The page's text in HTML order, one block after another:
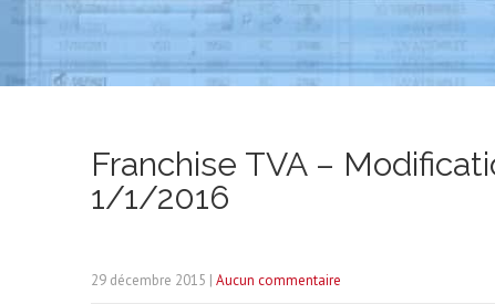
Franchise TVA –
1/1/2016
29 décembre 2015 | Aucun commentaire